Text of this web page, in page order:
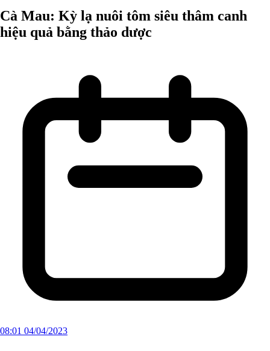
Cà Mau: Kỳ lạ nuôi tôm siêu thâm canh
hiệu quả bằng thảo dược
08:01 04/04/2023